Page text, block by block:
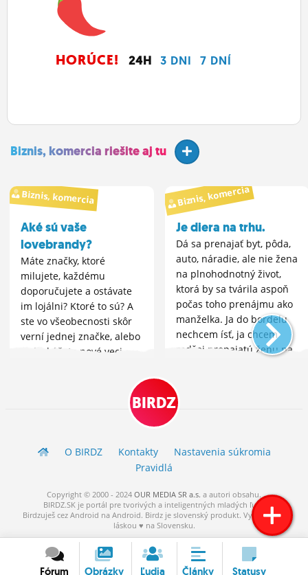
HORÚCE! 24H 3 DNI 7 DNÍ
Biznis, komercia riešite aj tu
Biznis, komercia
Aké sú vaše
lovebrandy?
Máte značky, ktoré
milujete, každému
doporučujete a ostávate
im lojálni? Ktoré to sú? A
ste vo všeobecnosti skôr
verní jednej značke, alebo
radi skúšate nové veci,
Biznis, komercia
Je diera na trhu.
Dá sa prenajať byt, pôda,
auto, náradie, ale nie žena
na plnohodnotný život,
ktorá by sa tvárila aspoň
počas toho prenájmu ako
manželka. Ja do bordelu
nechcem ísť, ja chcem
radšej prenajatú ženu na
BIRDZ
O BIRDZ Kontakty
Nastavenia súkromia
Pravidlá
Copyright © 2000 - 2024 OUR MEDIA SR a.s. a autori obsahu.
BIRDZ.SK je portál pre tvorivých a inteligentných mladých ľudí.
Birdzuješ cez Android na Android. Birdz je slovenský produkt. Vytvorené s
láskou ♥ na Slovensku.
Fórum Obrázky Ľudia Články Statusy